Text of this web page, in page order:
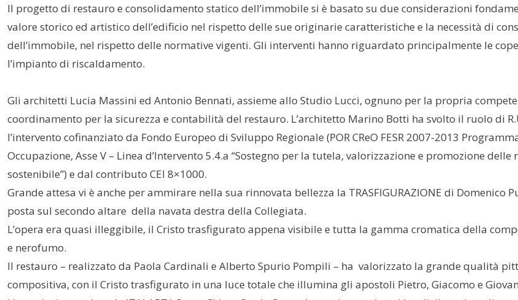
Il progetto di restauro e consolidamento statico dell’immobile si è basato su due considerazioni
valore storico ed artistico dell’edificio nel rispetto delle sue originarie caratteristiche e la necessità di
dell’immobile, nel rispetto delle normative vigenti. Gli interventi hanno riguardato principalmente le
l’impianto di riscaldamento.
Gli architetti Lucia Massini ed Antonio Bennati, assieme allo Studio Lucci, ognuno per la propria
coordinamento per la sicurezza e contabilità del restauro. L’architetto Marino Botti ha svolto il ruolo di
l’intervento cofinanziato da Fondo Europeo di Sviluppo Regionale (POR CReO FESR 2007-2013
Occupazione, Asse V – Linea d’Intervento 5.4.a “Sostegno per la tutela, valorizzazione e promozione
sostenibile”) e dal contributo CEI 8×1000.
Grande attesa vi è anche per ammirare nella sua rinnovata bellezza la TRASFIGURAZIONE di
posta sul secondo altare della navata destra della Collegiata.
L’opera era quasi illeggibile, il Cristo trasfigurato appena visibile e tutta la gamma cromatica della
e nerofumo.
Il restauro – realizzato da Paola Cardinali e Alberto Spurio Pompili – ha valorizzato la grande qualità
compositiva, con il Cristo trasfigurato in una luce totale che illumina gli apostoli Pietro, Giacomo e